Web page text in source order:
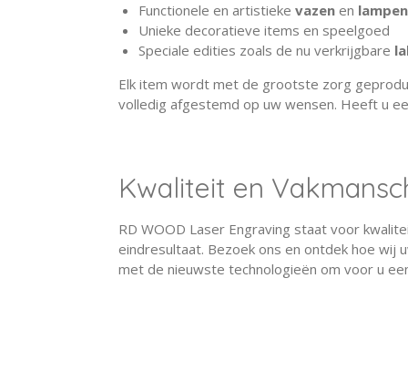
Functionele en artistieke vazen en lampen
Unieke decoratieve items en speelgoed
Speciale edities zoals de nu verkrijgbare
Elk item wordt met de grootste zorg
volledig afgestemd op uw wensen. Heeft u
Kwaliteit en
RD WOOD Laser Engraving staat voor
eindresultaat. Bezoek ons en ontdek hoe wij
met de nieuwste technologieën om voor u